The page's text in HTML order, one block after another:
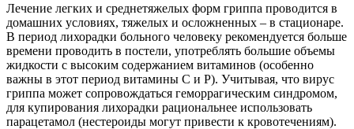
Лечение легких и среднетяжелых форм гриппа проводится в
домашних условиях, тяжелых и осложненных – в стационаре.
В период лихорадки больного человеку рекомендуется больше
времени проводить в постели, употреблять большие объемы
жидкости с высоким содержанием витаминов (особенно
важны в этот период витамины С и Р). Учитывая, что вирус
гриппа может сопровождаться геморрагическим синдромом,
для купирования лихорадки рациональнее использовать
парацетамол (нестероиды могут привести к кровотечениям).